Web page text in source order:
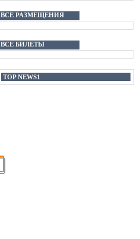
ВСЕ РАЗМЕЩЕНИЯ
ВСЕ БИЛЕТЫ
TOP NEWS1